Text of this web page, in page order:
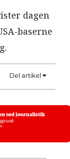
dagen
baserne
Del artikel